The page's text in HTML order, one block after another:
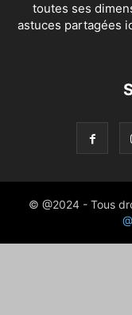
toutes ses
astuces partagées
© @2024 - Tous